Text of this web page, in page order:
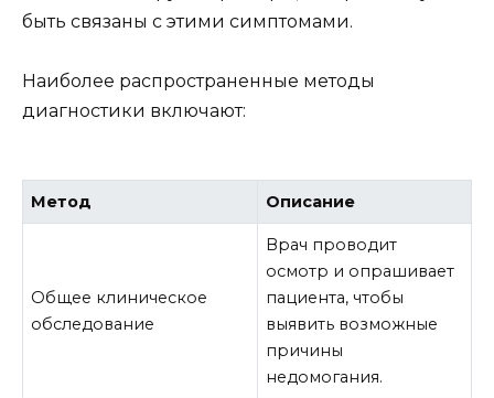
быть связаны с этими симптомами.
Наиболее распространенные методы
диагностики включают:
Метод Описание
Общее клиническое
обследование
Врач проводит
осмотр и опрашивает
пациента, чтобы
выявить возможные
причины
недомогания.